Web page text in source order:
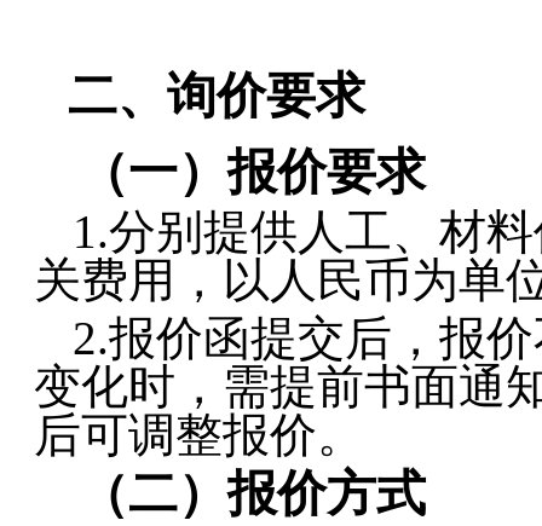
二、询价要求
（一）报价要求
1.分别提供人工、材
关费用 ， 以人民币为单
2.报价函提交后，报
变化时，需提前书面通
后可调整报价。
（二）报价方式